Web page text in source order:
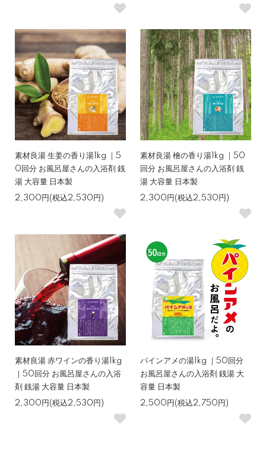
素材良湯 生姜の香り湯1kg ｜5
0回分 お風呂屋さんの入浴剤 銭
湯 大容量 日本製
2,300円(税込2,530円)
素材良湯 檜の香り湯1kg ｜50
回分 お風呂屋さんの入浴剤 銭
湯 大容量 日本製
2,300円(税込2,530円)
素材良湯 赤ワインの香り湯1kg
｜50回分 お風呂屋さんの入浴
剤 銭湯 大容量 日本製
2,300円(税込2,530円)
パインアメの湯1kg ｜50回分
お風呂屋さんの入浴剤 銭湯 大
容量 日本製
2,500円(税込2,750円)